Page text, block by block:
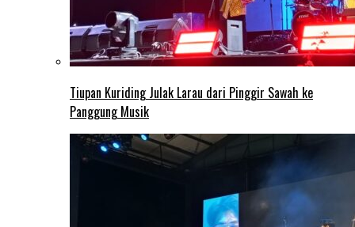
Tiupan Kuriding Julak Larau dari Pinggir Sawah ke
Panggung Musik